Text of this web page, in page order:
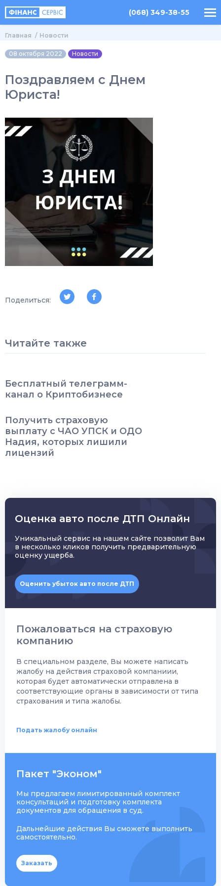
(068) 349-38-55
Главная Новости
08 октября 2022 Новости
Поздравляем с Днем
Юриста!
Поделиться:
Читайте также
Бесплатный телеграмм-
канал о Криптобизнесе
Получить страховую
выплату с ЧАО УПСК и ОДО
Надия, которых лишили
лицензий
Оценка авто после ДТП Онлайн
Уникальный сервис на нашем сайте позволит Вам
в несколько кликов получить предварительную
оценку ущерба.
Оценить убыток авто после ДТП
Пожаловаться на страховую
компанию
В специальном разделе, Вы можете написать
жалобу на действия страховой компаниии,
которая будет автоматически отправлена в
соответствующие органы в зависимости от типа
страхования и типа жалобы.
Подать жалобу онлайн
Пакет "Эконом"
Мы предлагаем лимитированный комплект
консультаций и подготовку комплекта
документов для обращения в суд.
Дальнейшие действия Вы сможете выполнить
самостоятельно.
Заказать